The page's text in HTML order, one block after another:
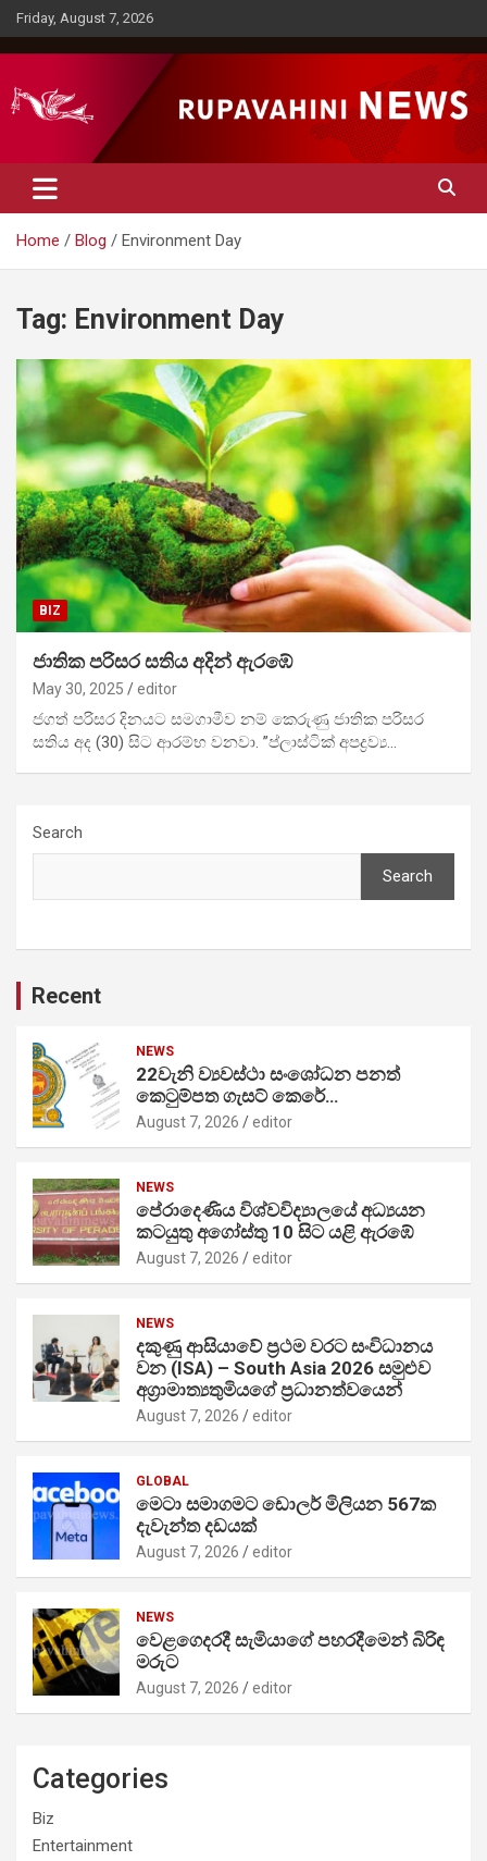
Skip
to
content
Friday, August 7, 2026
Rupavahini News
Home Blog Environment Day
Tag: Environment Day
BIZ
ජාතික පරිසර සතිය අදින් ඇරඹේ
May 30, 2025 editor
ජගත් පරිසර දිනයට සමගාමීව නම් කෙරුණු ජාතික පරිසර
සතිය අද (30) සිට ආරම්භ වනවා. ”ප්ලාස්ටික් අපද්‍රව්‍ය…
Search
Search
Recent
NEWS
22වැනි ව්‍යවස්ථා සංශෝධන පනත්
කෙටුම්පත ගැසට් කෙරේ…
August 7, 2026 editor
NEWS
පේරාදෙණිය විශ්වවිද්‍යාලයේ අධ්‍යයන
කටයුතු අගෝස්තු 10 සිට යළි ඇරඹේ
August 7, 2026 editor
NEWS
දකුණු ආසියාවේ ප්‍රථම වරට සංවිධානය
වන (ISA) – South Asia 2026 සමුළුව
අග්‍රාමාත්‍යතුමියගේ ප්‍රධානත්වයෙන්
August 7, 2026 editor
GLOBAL
මෙටා සමාගමට ඩොලර් මිලියන 567ක
දැවැන්ත දඩයක්
August 7, 2026 editor
NEWS
වෙළගෙදරදී සැමියාගේ පහරදීමෙන් බිරිඳ
මරුට
August 7, 2026 editor
Categories
Biz
Entertainment